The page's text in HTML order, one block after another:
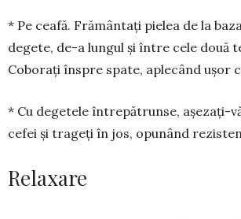
* Pe ceafă. Frământați pielea de la
degete, de-a lungul și între cele două
Coborați în­spre spate, aplecând ușor
* Cu degetele întrepătrunse, așe­zați-
cefei și trageți în jos, opu­nând
Relaxare